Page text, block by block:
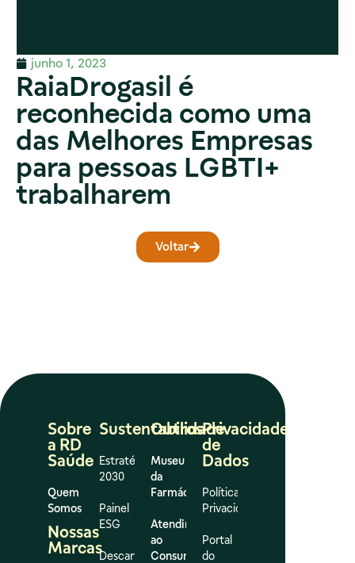
junho 1, 2023
RaiaDrogasil é
reconhecida como uma
das Melhores Empresas
para pessoas LGBTI+
trabalharem
Voltar
Sobre
a RD
Saúde
Quem
Somos
Nossas
Marcas
Sustentabilidade
Estratégia
2030
Painel
ESG
Descarte
Outros
Museu
da
Farmácia
Atendimento
ao
Consumidor
Privacidade
de
Dados
Política de
Privacidade
Portal
do